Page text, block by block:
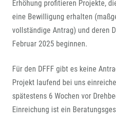
Erhöhung profitieren Projekte,
eine Bewilligung erhalten
vollständige Antrag) und deren
Februar 2025 beginnen.
Für den DFFF gibt es keine
Projekt laufend bei uns
spätestens 6 Wochen vor
Einreichung ist ein